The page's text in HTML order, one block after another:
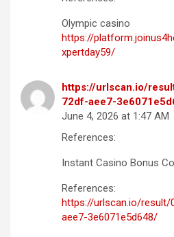
Olympic casino
https://
xpertday59/
https://urlscan.io/
72df-aee7-
June 4, 2026 at 1:47 AM
References:
Instant Casino Bonus
References:
https://urlscan.io/result/
aee7-3e6071e5d648/